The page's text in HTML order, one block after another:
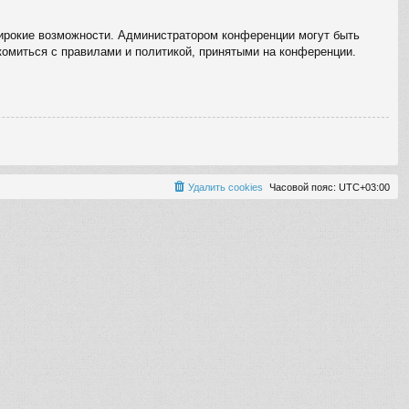
возможности. Администратором конференции могут быть
с правилами и политикой, принятыми на конференции.
Часовой пояс: UTC+03:00
Удалить cookies